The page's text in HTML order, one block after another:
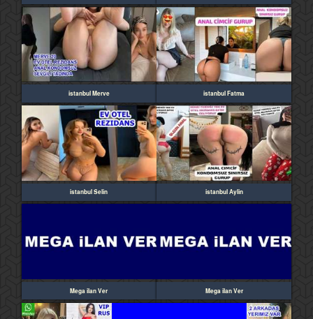
istanbul Merve istanbul Fatma
istanbul Selin istanbul Aylin
Mega ilan Ver Mega ilan Ver